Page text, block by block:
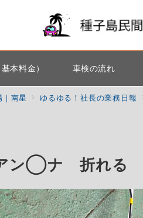
本料金） 車検の流れ
南星 ゆるゆる！社長の業務日報
ン◯ナ 折れる